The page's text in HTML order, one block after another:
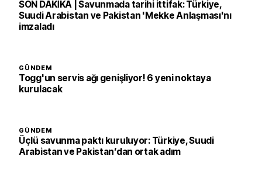
SON DAKİKA | Savunmada tarihi ittifak: Türkiye,
Suudi Arabistan ve Pakistan 'Mekke Anlaşması'nı
imzaladı
GÜNDEM
Togg'un servis ağı genişliyor! 6 yeni noktaya
kurulacak
GÜNDEM
Üçlü savunma paktı kuruluyor: Türkiye, Suudi
Arabistan ve Pakistan’dan ortak adım